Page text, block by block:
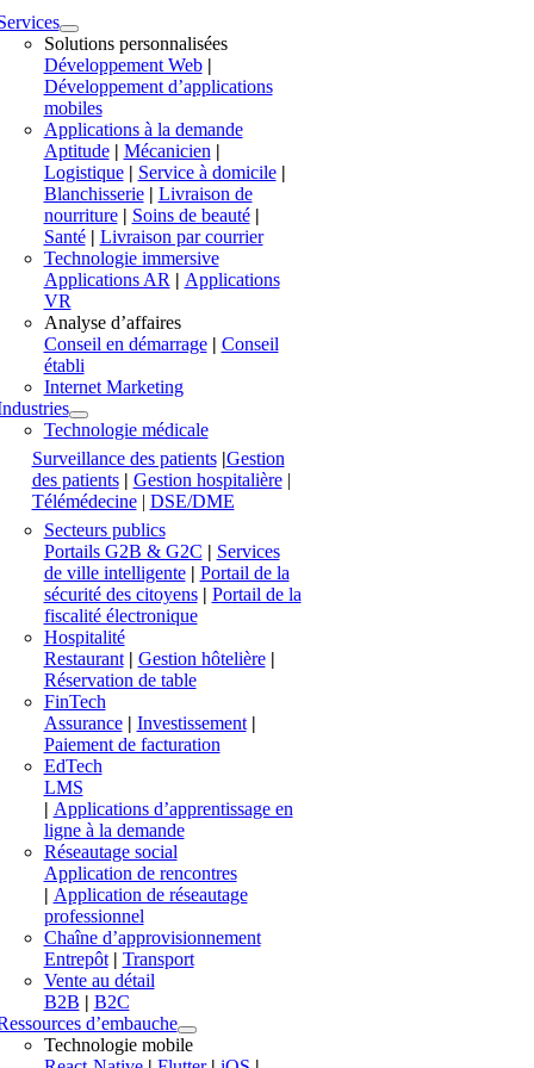
Solutions personnalisées
Développement Web|
Développement d’applications
mobiles
Applications à la demande
Aptitude| Mécanicien|
Logistique| Service à domicile|
Blanchisserie | Livraison de
nourriture | Soins de beauté |
Santé | Livraison par courrier
Technologie immersive
Applications AR| Applications
VR
Analyse d’affaires
Conseil en démarrage| Conseil
établi
Internet Marketing
Technologie médicale
Surveillance des patients |Gestion
des patients| Gestion hospitalière|
Télémédecine| DSE/DME
Secteurs publics
Portails G2B & G2C | Services
de ville intelligente| Portail de la
sécurité des citoyens| Portail de la
fiscalité électronique
Hospitalité
Restaurant| Gestion hôtelière|
Réservation de table
FinTech
Assurance| Investissement|
Paiement de facturation
EdTech
LMS
| Applications d’apprentissage en
ligne à la demande
Réseautage social
Application de rencontres
| Application de réseautage
professionnel
Chaîne d’approvisionnement
Entrepôt| Transport
Vente au détail
B2B | B2C
d’embauche
Technologie mobile